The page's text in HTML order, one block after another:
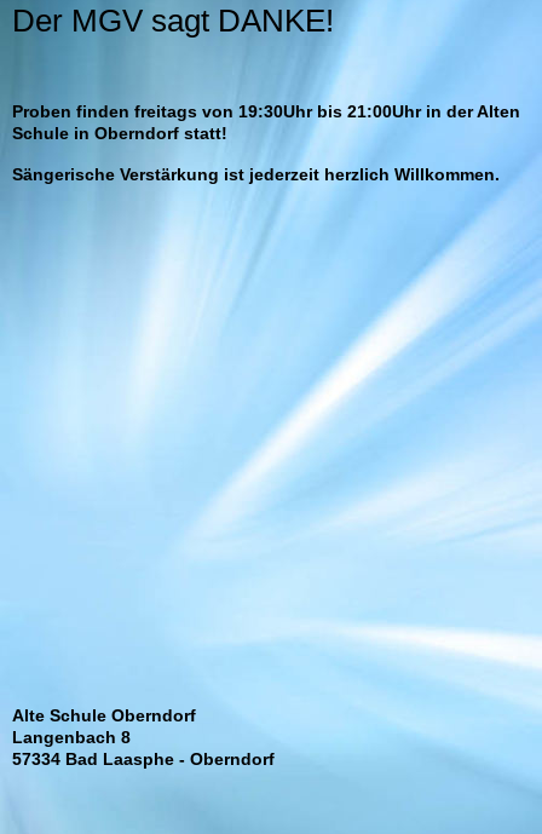
Der MGV sagt DANKE!
Proben finden freitags von 19:30Uhr bis 21:00Uhr in der Alten
Schule in Oberndorf statt!
Sängerische Verstärkung ist jederzeit herzlich Willkommen.
Alte Schule Oberndorf
Langenbach 8
57334 Bad Laasphe - Oberndorf